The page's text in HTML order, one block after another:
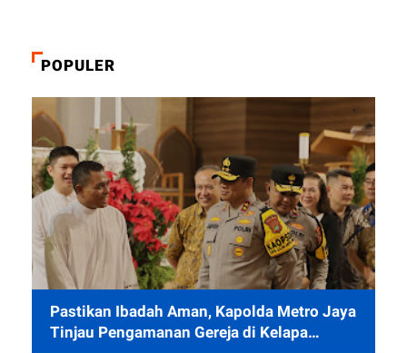
POPULER
Pastikan Ibadah Aman, Kapolda Metro Jaya
Tinjau Pengamanan Gereja di Kelapa